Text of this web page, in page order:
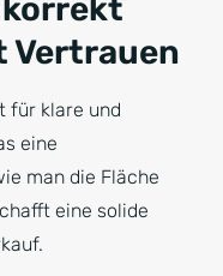
korrekt
Vertrauen
für klare und
eine
man die Fläche
eine solide